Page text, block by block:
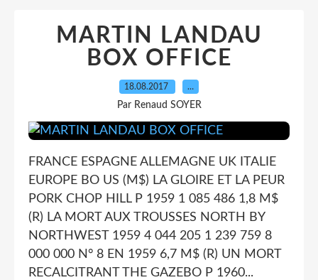
MARTIN LANDAU
BOX OFFICE
18.08.2017 …
Par Renaud SOYER
FRANCE ESPAGNE ALLEMAGNE UK ITALIE
EUROPE BO US (M$) LA GLOIRE ET LA PEUR
PORK CHOP HILL P 1959 1 085 486 1,8 M$
(R) LA MORT AUX TROUSSES NORTH BY
NORTHWEST 1959 4 044 205 1 239 759 8
000 000 N° 8 EN 1959 6,7 M$ (R) UN MORT
RECALCITRANT THE GAZEBO P 1960...